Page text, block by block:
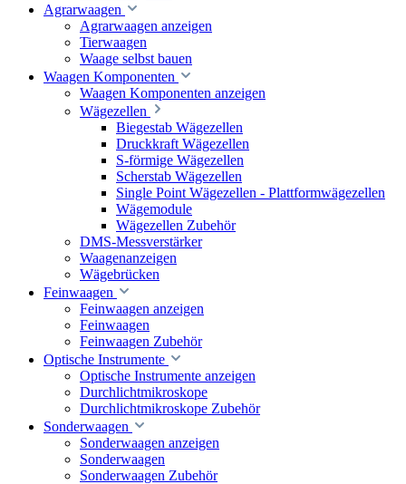
Agrarwaagen
Agrarwaagen anzeigen
Tierwaagen
Waage selbst bauen
Waagen Komponenten
Waagen Komponenten anzeigen
Wägezellen
Biegestab Wägezellen
Druckkraft Wägezellen
S-förmige Wägezellen
Scherstab Wägezellen
Single Point Wägezellen - Plattformwägezellen
Wägemodule
Wägezellen Zubehör
DMS-Messverstärker
Waagenanzeigen
Wägebrücken
Feinwaagen
Feinwaagen anzeigen
Feinwaagen
Feinwaagen Zubehör
Optische Instrumente
Optische Instrumente anzeigen
Durchlichtmikroskope
Durchlichtmikroskope Zubehör
Sonderwaagen
Sonderwaagen anzeigen
Sonderwaagen
Sonderwaagen Zubehör